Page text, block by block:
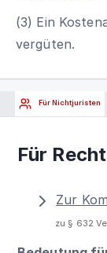
(3) Ein
vergüten.
Für Nichtjuristen
Für
Zur
zu § 632